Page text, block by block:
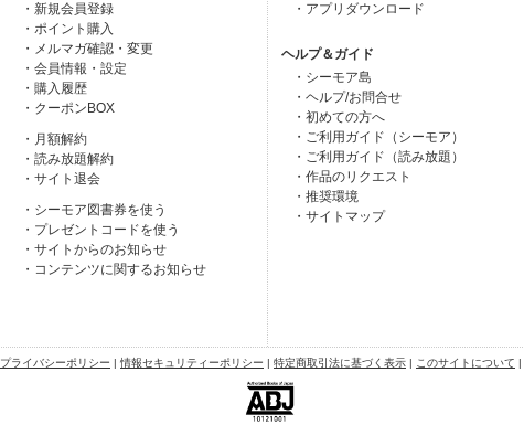
・新規会員登録
・ポイント購入
・メルマガ確認・変更
・会員情報・設定
・購入履歴
・クーポンBOX
・月額解約
・読み放題解約
・サイト退会
・シーモア図書券を使う
・プレゼントコードを使う
・サイトからのお知らせ
・コンテンツに関するお知らせ
・アプリダウンロード
ヘルプ＆ガイド
・シーモア島
・ヘルプ/お問合せ
・初めての方へ
・ご利用ガイド（シーモア）
・ご利用ガイド（読み放題）
・作品のリクエスト
・推奨環境
・サイトマップ
プライバシーポリシー | 情報セキュリティーポリシー | 特定商取引法に基づく表示 | このサイトについて |